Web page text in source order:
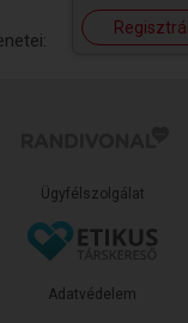
Ügyfélszolgálat
Adatvédelem